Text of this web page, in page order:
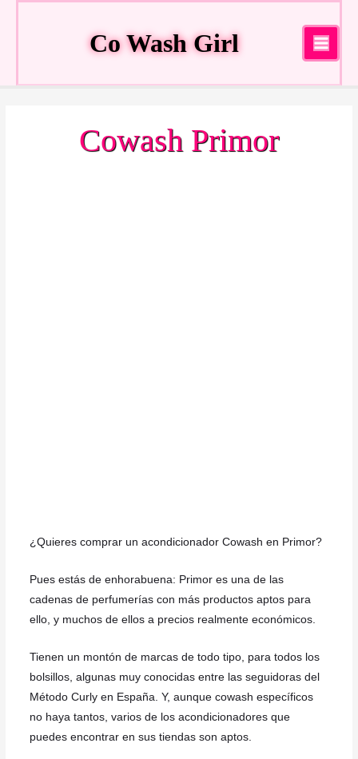
Co Wash Girl
Main
Menu
Cowash Primor
¿Quieres comprar un acondicionador Cowash en Primor?
Pues estás de enhorabuena: Primor es una de las
cadenas de perfumerías con más productos aptos para
ello, y muchos de ellos a precios realmente económicos.
Tienen un montón de marcas de todo tipo, para todos los
bolsillos, algunas muy conocidas entre las seguidoras del
Método Curly en España. Y, aunque cowash específicos
no haya tantos, varios de los acondicionadores que
puedes encontrar en sus tiendas son aptos.